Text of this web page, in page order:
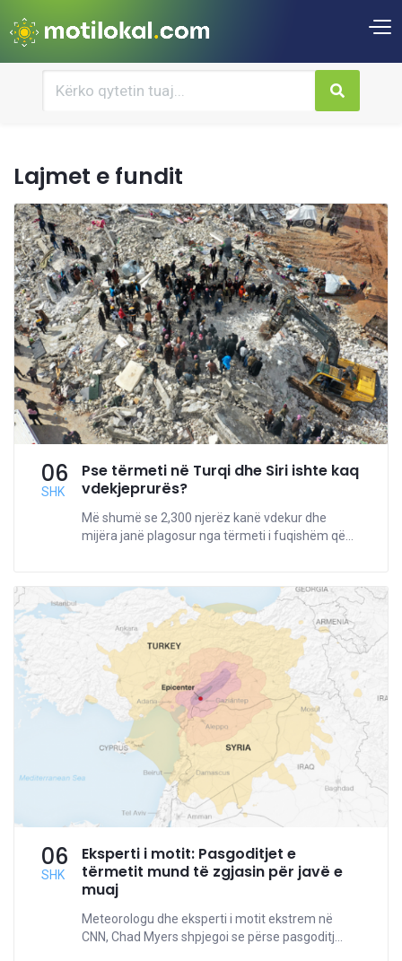
Lajmet e fundit
06
SHK
Pse tërmeti në Turqi dhe Siri ishte kaq
vdekjeprurës?
Më shumë se 2,300 njerëz kanë vdekur dhe
mijëra janë plagosur nga tërmeti i fuqishëm që...
06
SHK
Eksperti i motit: Pasgoditjet e
tërmetit mund të zgjasin për javë e
muaj
Meteorologu dhe eksperti i motit ekstrem në
CNN, Chad Myers shpjegoi se përse pasgoditj...